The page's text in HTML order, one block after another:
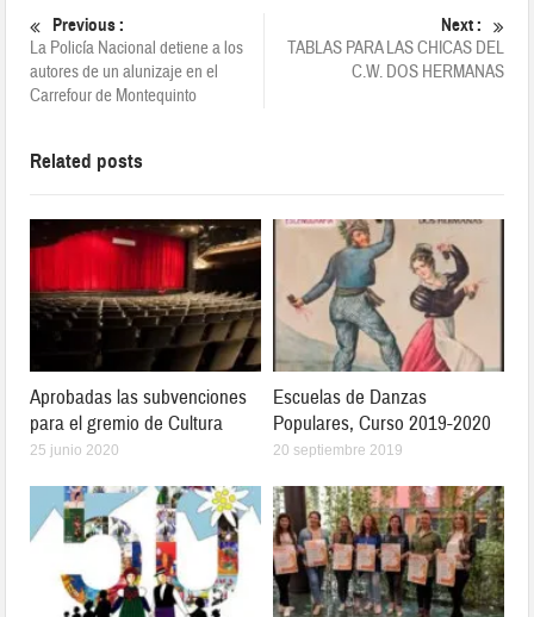
Previous :
La Policía Nacional detiene a los
autores de un alunizaje en el
Carrefour de Montequinto
Next :
TABLAS PARA LAS CHICAS DEL
C.W. DOS HERMANAS
Related posts
Aprobadas las subvenciones
para el gremio de Cultura
25 junio 2020
Escuelas de Danzas
Populares, Curso 2019-2020
20 septiembre 2019